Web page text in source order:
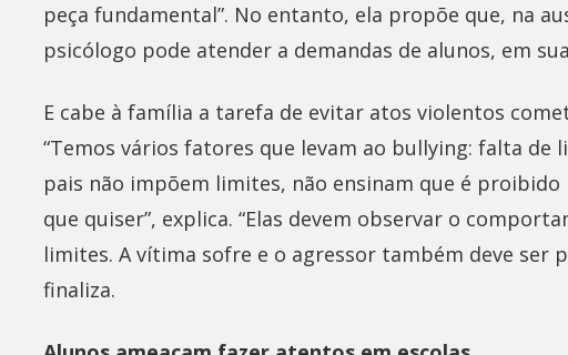
peça fundamental”. No entanto, ela propõe que, na
psicólogo pode atender a demandas de alunos, em
E cabe à família a tarefa de evitar atos violentos
“Temos vários fatores que levam ao bullying: falta de
pais não impõem limites, não ensinam que é
que quiser”, explica. “Elas devem observar o
limites. A vítima sofre e o agressor também deve ser
finaliza.